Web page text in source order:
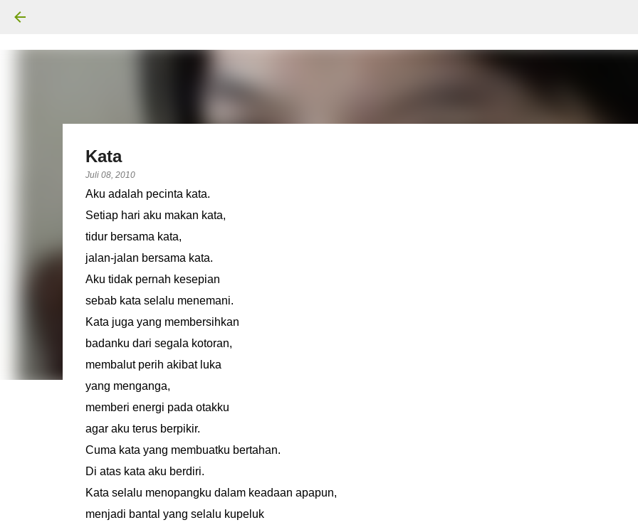
Kata
Juli 08, 2010
Aku adalah pecinta kata.
Setiap hari aku makan kata,
tidur bersama kata,
jalan-jalan bersama kata.
Aku tidak pernah kesepian
sebab kata selalu menemani.
Kata juga yang membersihkan
badanku dari segala kotoran,
membalut perih akibat luka
yang menganga,
memberi energi pada otakku
agar aku terus berpikir.
Cuma kata yang membuatku bertahan.
Di atas kata aku berdiri.
Kata selalu menopangku dalam keadaan apapun,
menjadi bantal yang selalu kupeluk